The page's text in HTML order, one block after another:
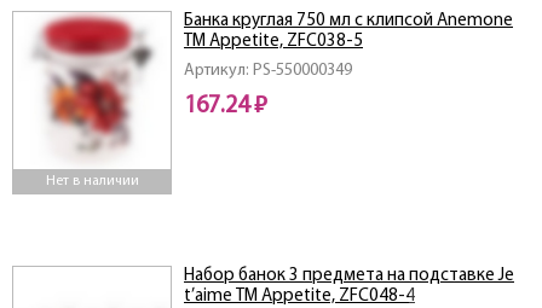
Нет в наличии
Артикул: PS-550000349
Банка круглая 750 мл c клипсой Аnemone
ТМ Appetite, ZFC038-5
167.24 ₽
Набор банок 3 предмета на подставке Je
t’aime ТМ Appetite, ZFC048-4